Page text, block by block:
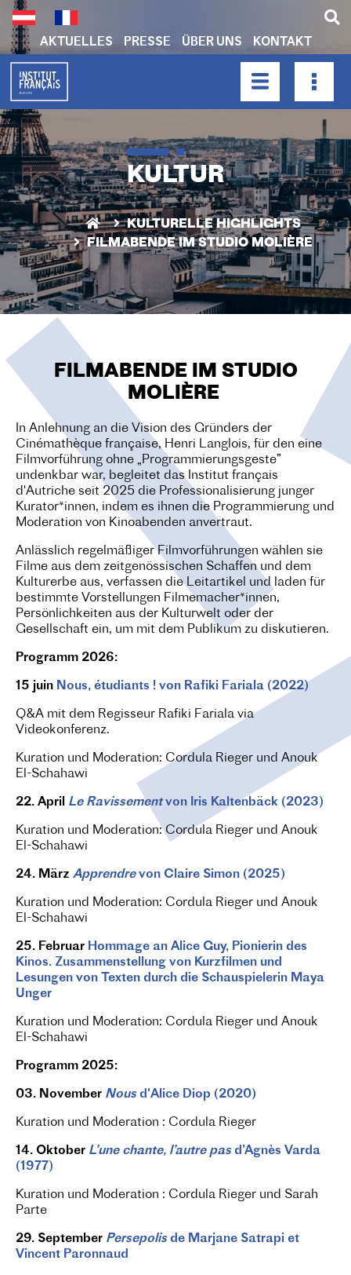
Skip
main
content
H
A
D
E
R
N
A
V
I
A
O
AKTUELLES PRESSE ÜBER UNS KONTAKT
KULTUR
KULTURELLE HIGHLIGHTS
FILMABENDE IM STUDIO MOLIÈRE
FILMABENDE IM STUDIO
MOLIÈRE
In Anlehnung an die Vision des Gründers der
Cinémathèque française, Henri Langlois, für den eine
Filmvorführung ohne „Programmierungsgeste”
undenkbar war, begleitet das Institut français
d'Autriche seit 2025 die Professionalisierung junger
Kurator*innen, indem es ihnen die Programmierung und
Moderation von Kinoabenden anvertraut.
Anlässlich regelmäßiger Filmvorführungen wählen sie
Filme aus dem zeitgenössischen Schaffen und dem
Kulturerbe aus, verfassen die Leitartikel und laden für
bestimmte Vorstellungen Filmemacher*innen,
Persönlichkeiten aus der Kulturwelt oder der
Gesellschaft ein, um mit dem Publikum zu diskutieren.
Programm 2026:
15 juin Nous, étudiants ! von Rafiki Fariala (2022)
Q&A mit dem Regisseur Rafiki Fariala via
Videokonferenz.
Kuration und Moderation: Cordula Rieger und Anouk
El-Schahawi
22. April Le Ravissementvon Iris Kaltenbäck (2023)
Kuration und Moderation: Cordula Rieger und Anouk
El-Schahawi
24. März Apprendrevon Claire Simon (2025)
Kuration und Moderation: Cordula Rieger und Anouk
El-Schahawi
25. Februar Hommage an Alice Guy, Pionierin des
Kinos. Zusammenstellung von Kurzfilmen und
Lesungen von Texten durch die Schauspielerin Maya
Unger
Kuration und Moderation: Cordula Rieger und Anouk
El-Schahawi
Programm 2025:
03. November Nousd'Alice Diop (2020)
Kuration und Moderation : Cordula Rieger
14. Oktober L’une chante, l’autre pasd’Agnès Varda
(1977)
Kuration und Moderation : Cordula Rieger und Sarah
Parte
29. September Persepolisde Marjane Satrapi et
Vincent Paronnaud